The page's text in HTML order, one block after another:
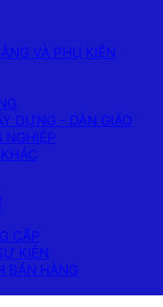
VÀ PHỤ KIỆN
DỰNG - DÀN GIÁO
NGHIỆP
CẤP
KIỆN
BÁN HÀNG